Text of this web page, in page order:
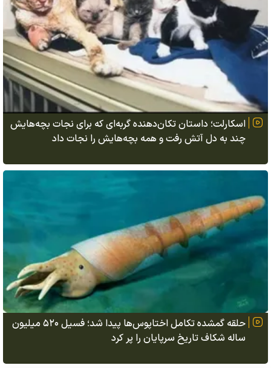
اسکارلت؛ داستان تکان‌دهنده گربه‌ای که برای نجات بچه‌هایش
چند به دل آتش رفت و همه بچه‌هایش را نجات داد
حلقه گمشده تکامل اختاپوس‌ها پیدا شد؛ فسیل ۵۲۰ میلیون
ساله شکاف تاریخ سرپایان را پر کرد